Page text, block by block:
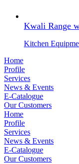
Kwali Range
Kitchen
Home
Profile
Services
News & Events
E-Catalogue
Our Customers
Home
Profile
Services
News & Events
E-Catalogue
Our Customers